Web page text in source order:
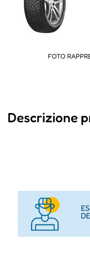
FOTO
Descrizione